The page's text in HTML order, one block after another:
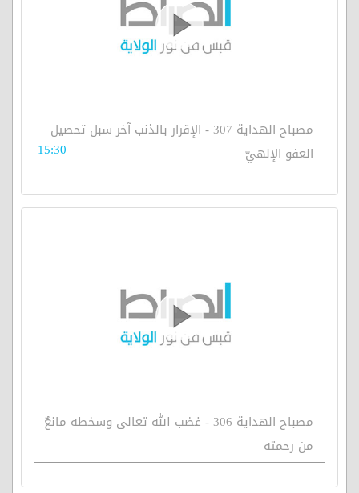
مصباح الهداية 307 - الإقرار بالذنب آخر سبل تحصيل
العفو الإلهيّ
15:30
مصباح الهداية 306 - غضب الله تعالى وسخطه مانعٌ
من رحمته